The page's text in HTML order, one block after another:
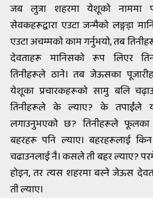
जब लुत्रा शहरमा येशूको नाममा
सेवकहरूद्वारा एउटा जन्मैको लङ्गड़ा
एउटा अचम्मको काम गर्नुभयो, तब
देवताहरू मानिसको रूप लिएर
तिनीहरूले ठाने। तब जेऊसका
येशूका प्रचारकहरूको सामु बलि
तिनीहरूले के ल्याए? के तपाईंले
लगाउनुभएको छ? तिनीहरूले फूलका
बहरहरू पनि ल्याए। बहरहरूलाई
चढाउनलाई नै। कसले ती बहर ल्याए?
होइन, तर त्यस शहरमा बस्ने जेऊस
ती ल्याए।